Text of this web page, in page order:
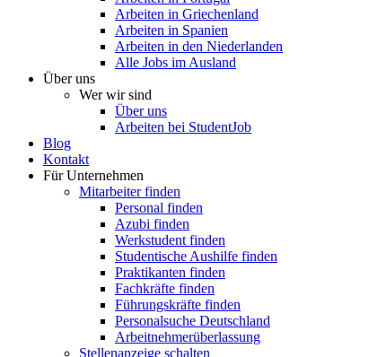
Arbeiten in Griechenland
Arbeiten in Spanien
Arbeiten in den Niederlanden
Alle Jobs im Ausland
Über uns
Wer wir sind
Über uns
Arbeiten bei StudentJob
Blog
Kontakt
Für Unternehmen
Mitarbeiter finden
Personal finden
Azubi finden
Werkstudent finden
Studentische Aushilfe finden
Praktikanten finden
Fachkräfte finden
Führungskräfte finden
Personalsuche Deutschland
Arbeitnehmerüberlassung
Stellenanzeige schalten